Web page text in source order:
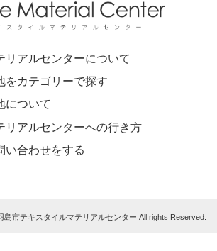
リアルセンターについて
をカテゴリーで探す
について
リアルセンターへの行き方
い合わせをする
市テキスタイルマテリアルセンター All rights Reserved.